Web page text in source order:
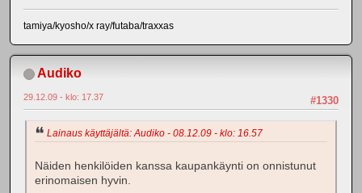
tamiya/kyosho/x ray/futaba/traxxas
Audiko
#1330
29.12.09 - klo: 17.37
Lainaus käyttäjältä: Audiko - 08.12.09 - klo: 16.57
Näiden henkilöiden kanssa kaupankäynti on onnistunut
erinomaisen hyvin.